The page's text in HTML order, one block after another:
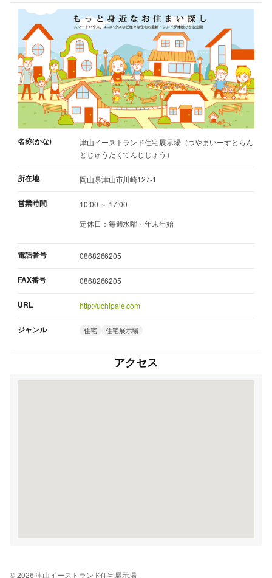
名称(かな)
津山イーストランド住宅展示場（つやまいーすとらん
どじゅうたくてんじじょう）
所在地 岡山県津山市川崎127-1
営業時間
10:00 ～ 17:00
定休日：毎週水曜・年末年始
電話番号 0868266205
FAX番号 0868266205
URL http://uchipale.com
ジャンル 住宅 住宅展示場
アクセス
© 2026 津山イーストランド住宅展示場